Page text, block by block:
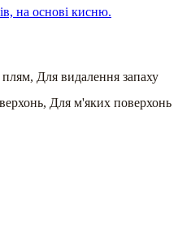
на основі кисню.
плям, Для видалення запаху
, Для м'яких поверхонь